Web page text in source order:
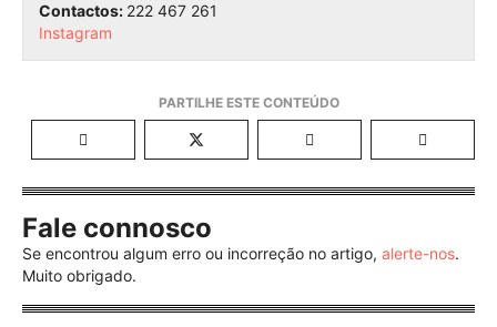
Contactos: 222 467 261
Instagram
Fale connosco
Se encontrou algum erro ou incorreção no artigo, alerte-nos.
Muito obrigado.